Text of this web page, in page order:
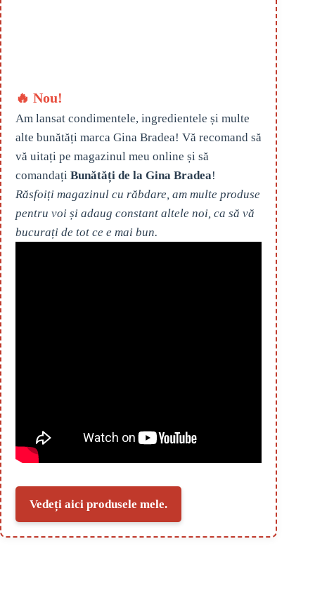
🔥 Nou!
Am lansat condimentele, ingredientele și multe
alte bunătăți marca Gina Bradea! Vă recomand să
vă uitați pe magazinul meu online și să
comandați Bunătăți de la Gina Bradea!
Răsfoiți magazinul cu răbdare, am multe produse
pentru voi și adaug constant altele noi, ca să vă
bucurați de tot ce e mai bun.
Vedeți aici produsele mele.